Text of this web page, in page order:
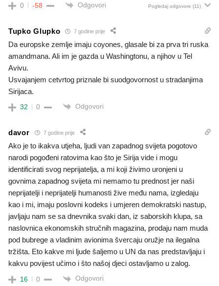
0 -58 Odgovori Pogledaj odgovore (11)
Tupko Glupko 7 godine prije
Da europske zemlje imaju coyones, glasale bi za prva tri ruska
amandmana. Ali im je gazda u Washingtonu, a njihov u Tel
Avivu.
Usvajanjem cetvrtog priznale bi suodgovornost u stradanjima
Sirijaca.
32 0 Odgovori
davor 7 godine prije
Ako je to ikakva utjeha, ljudi van zapadnog svijeta pogotovo
narodi pogođeni ratovima kao što je Sirija vide i mogu
identificirati svog neprijatelja, a mi koji živimo uronjeni u
govnima zapadnog svijeta mi nemamo tu prednost jer naši
neprijatelji i neprijatelji humanosti žive među nama, izgledaju
kao i mi, imaju poslovni kodeks i umjeren demokratski nastup,
javljaju nam se sa dnevnika svaki dan, iz saborskih klupa, sa
naslovnica ekonomskih stručnih magazina, prodaju nam muda
pod bubrege a vladinim avionima švercaju oružje na ilegalna
tržišta. Eto kakve mi ljude šaljemo u UN da nas predstavljaju i
kakvu povijest učimo i što našoj djeci ostavljamo u zalog.
16 0 Odgovori